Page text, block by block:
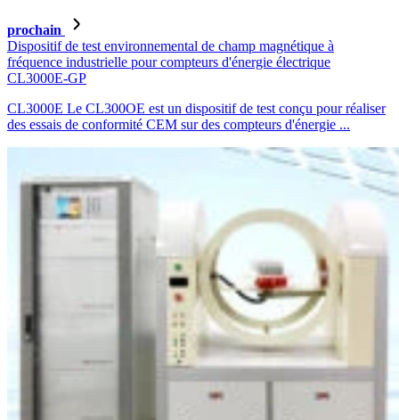
prochain
Dispositif de test environnemental de champ magnétique à
fréquence industrielle pour compteurs d'énergie électrique
CL3000E-GP
CL3000E Le CL300OE est un dispositif de test conçu pour réaliser
des essais de conformité CEM sur des compteurs d'énergie ...